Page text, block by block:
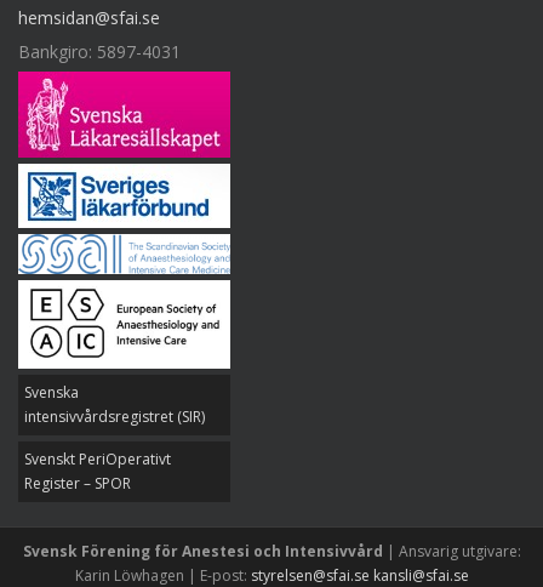
hemsidan@sfai.se
Bankgiro: 5897-4031
Svenska
intensivvårdsregistret (SIR)
Svenskt PeriOperativt
Register – SPOR
Svensk Förening för Anestesi och Intensivvård | Ansvarig utgivare:
Karin Löwhagen | E-post: styrelsen@sfai.se kansli@sfai.se